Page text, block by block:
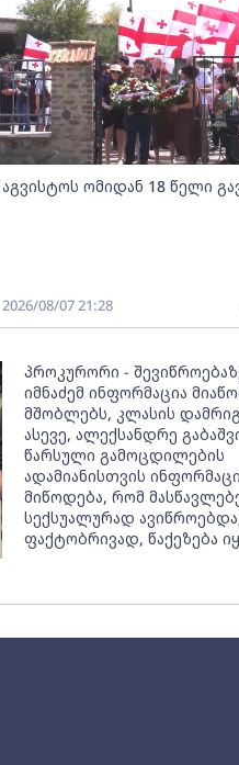
აგვისტოს ომიდან 18 წელი
2026/08/07 21:28
პროკურორი -
იმნაძემ ინფორმაცია
მშობლებს, კლასის
ასევე, ალექსანდრე
წარსული გამოცდილების
ადამიანისთვის
მიწოდება, რომ
სექსუალურად
ფაქტობრივად, წაქეზება